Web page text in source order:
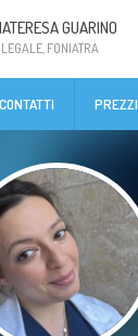
GUARINO
FONIATRA
CONTATTI PREZZI